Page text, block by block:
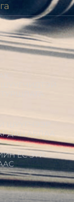
ШҮҮГЧЭЭР
АВЛАА
ЁС ЗҮЙ: